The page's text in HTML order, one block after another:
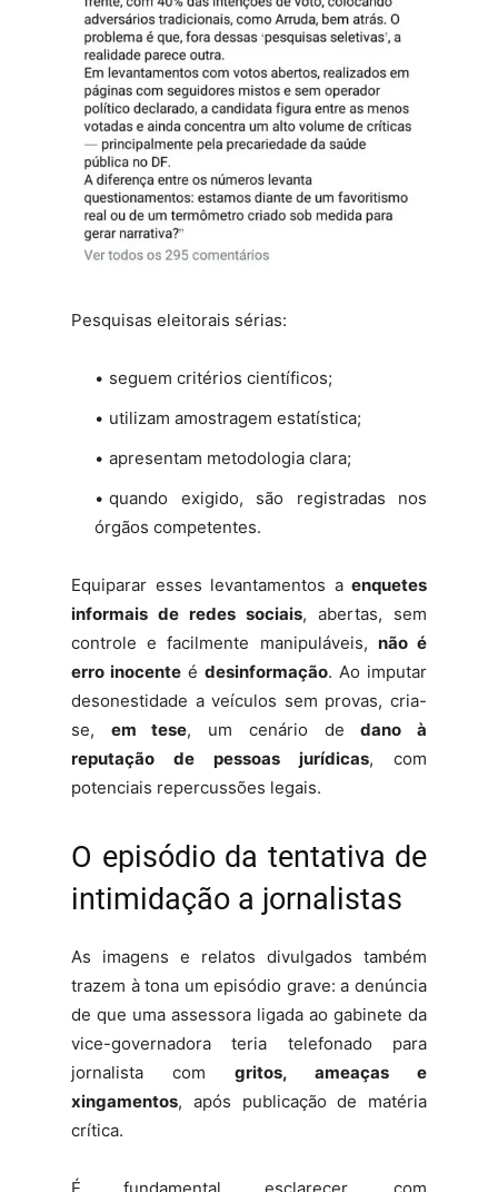
Pesquisas eleitorais sérias:
seguem critérios científicos;
utilizam amostragem estatística;
apresentam metodologia clara;
quando exigido, são registradas nos
órgãos competentes.
Equiparar esses levantamentos a enquetes
informais de redes sociais, abertas, sem
controle e facilmente manipuláveis, não é
erro inocente é desinformação. Ao imputar
desonestidade a veículos sem provas, cria-
se, em tese, um cenário dedano à
reputação de pessoas jurídicas, com
potenciais repercussões legais.
O episódio da tentativa de
intimidação a jornalistas
As imagens e relatos divulgados também
trazem à tona um episódio grave: a denúncia
de que uma assessora ligada ao gabinete da
vice-governadora teria telefonado para
jornalista com gritos, ameaças e
xingamentos, após publicação de matéria
crítica.
É fundamental esclarecer, com